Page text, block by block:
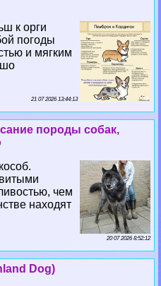
к opги
погоды
и мягким
21 07 2026 13:44:13
породы собак,
чем
находят
20 07 2026 8:52:12
Dog)